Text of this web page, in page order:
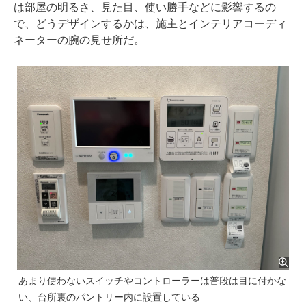
は部屋の明るさ、見た目、使い勝手などに影響するの
で、どうデザインするかは、施主とインテリアコーディ
ネーターの腕の見せ所だ。
あまり使わないスイッチやコントローラーは普段は目に付かな
い、台所裏のパントリー内に設置している